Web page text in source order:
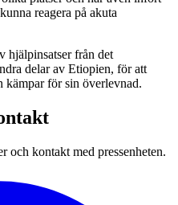
reagera på akuta
hjälpinsatser från det
delar av Etiopien, för att
kämpar för sin överlevnad.
och kontakt med pressenheten.